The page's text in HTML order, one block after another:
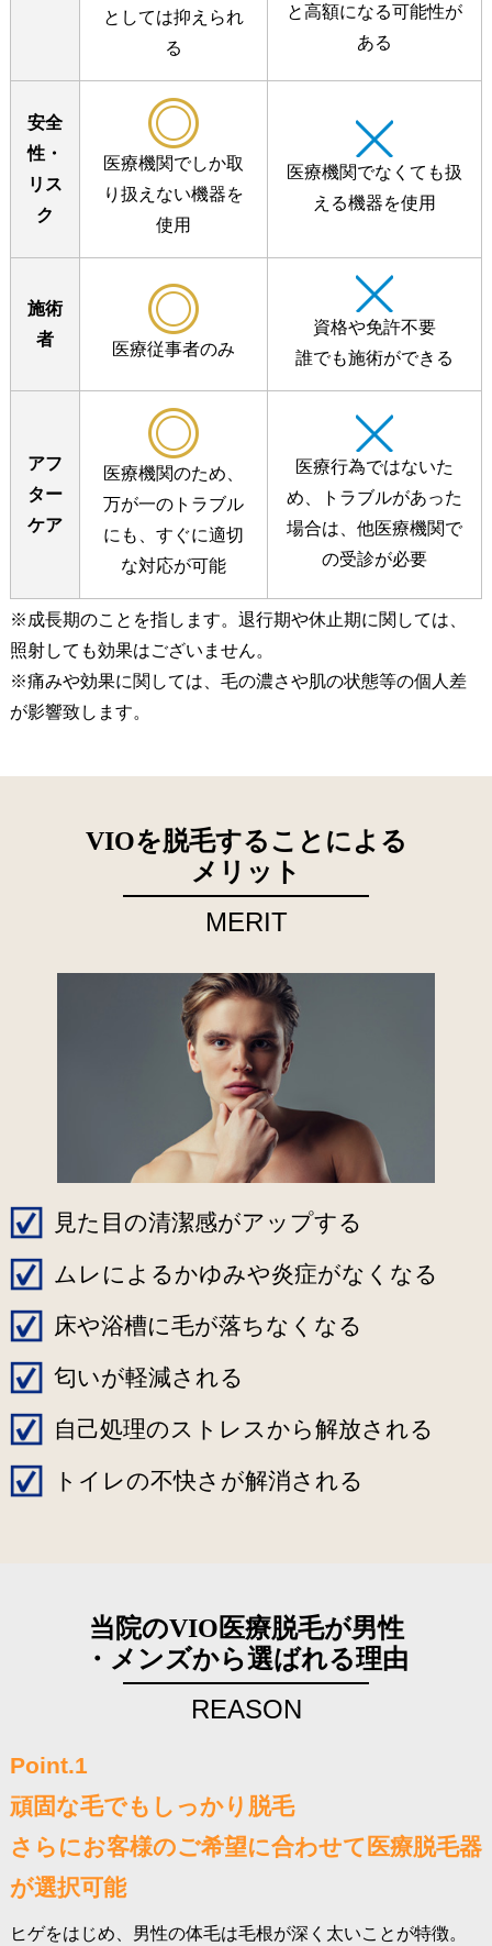
としては抑えられ
る
と高額になる可能性が
ある
安全
性・
リス
ク
医療機関でしか取
り扱えない機器を
使用
医療機関でなくても扱
える機器を使用
施術
者
医療従事者のみ
資格や免許不要
誰でも施術ができる
アフ
ター
ケア
医療機関のため、
万が一のトラブル
にも、すぐに適切
な対応が可能
医療行為ではないた
め、
トラブルがあった
場合は、 他医療機関で
の受診が必要
※成長期のことを指します。退行期や休止期に関しては、
照射しても効果はございません。
※痛みや効果に関しては、毛の濃さや肌の状態等の個人差
が影響致します。
VIOを脱毛することによる
メリット
MERIT
見た目の清潔感がアップする
ムレによるかゆみや炎症がなくなる
床や浴槽に毛が落ちなくなる
匂いが軽減される
自己処理のストレスから解放される
トイレの不快さが解消される
当院のVIO医療脱毛が男性
・メンズから選ばれる理由
REASON
Point.1
頑固な毛でもしっかり脱毛
さらにお客様のご希望に合わせて医療脱毛器
が選択可能
ヒゲをはじめ、男性の体毛は毛根が深く太いことが特徴。